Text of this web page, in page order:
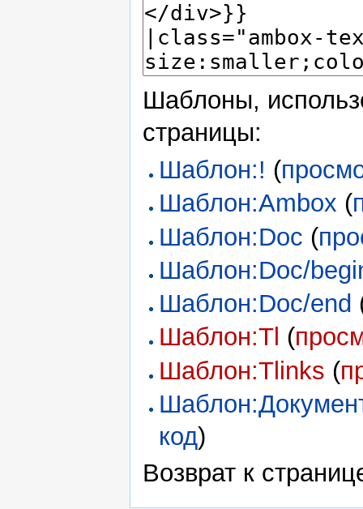
Шаблоны,
страницы:
Шаблон:! (
Шаблон:Ambox (
Шаблон:Doc (
Шаблон:Doc/
Шаблон:Doc/end
Шаблон:Tl (
Шаблон:Tlinks (
код)
Возврат к